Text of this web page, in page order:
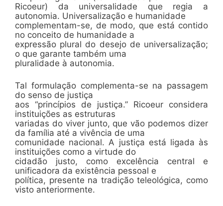
Ricoeur) da universalidade que regia a
autonomia. Universalização e humanidade
complementam-se, de modo, que está contido
no conceito de humanidade a
expressão plural do desejo de universalização;
o que garante também uma
pluralidade à autonomia.
Tal formulação complementa-se na passagem
do senso de justiça
aos “princípios de justiça.” Ricoeur considera
instituições as estruturas
variadas do viver junto, que vão podemos dizer
da família até a vivência de uma
comunidade nacional. A justiça está ligada às
instituições como a virtude do
cidadão justo, como excelência central e
unificadora da existência pessoal e
política, presente na tradição teleológica, como
visto anteriormente.